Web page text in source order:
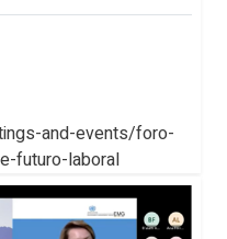
and-events/foro-
futuro-laboral